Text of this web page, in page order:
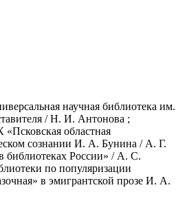
научная библиотека им.
/ Н. И. Антонова ;
областная
сознании И. А. Бунина / А. Г.
библиотеках России» / А. С.
по популяризации
в эмигрантской прозе И. А.